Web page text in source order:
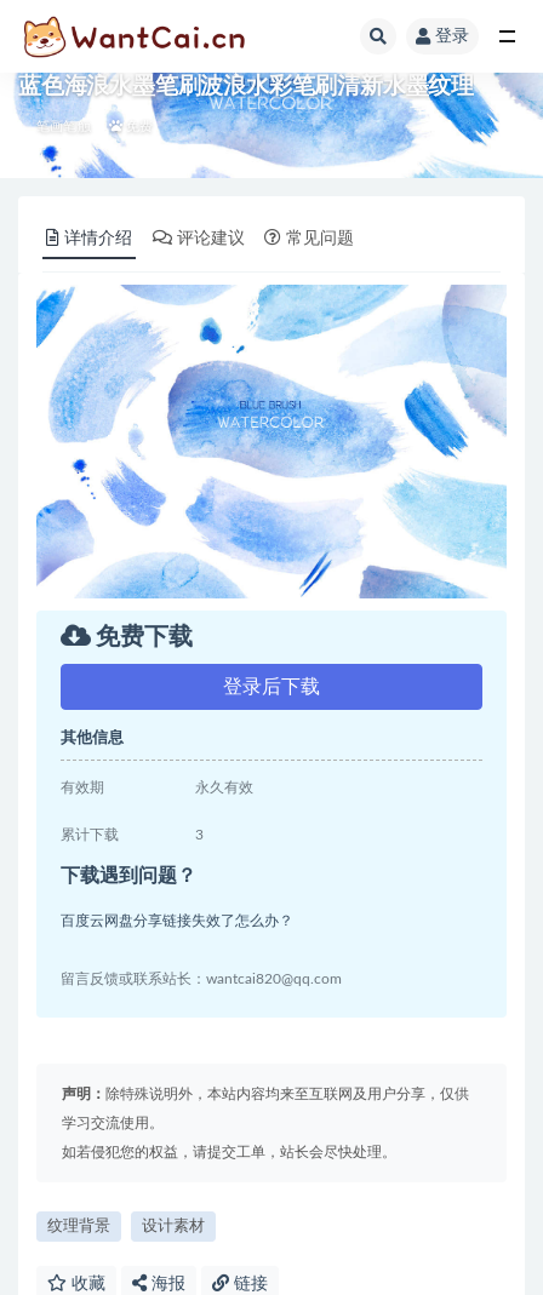
登录
蓝色海浪水墨笔刷波浪水彩笔刷清新水墨纹理
笔画笔触 免费
详情介绍 评论建议 常见问题
免费下载
登录后下载
其他信息
有效期 永久有效
累计下载 3
下载遇到问题？
百度云网盘分享链接失效了怎么办？
留言反馈或联系站长：wantcai820@qq.com
声明： 除特殊说明外，本站内容均来至互联网及用户分享，仅供
学习交流使用。
如若侵犯您的权益，请提交工单，站长会尽快处理。
纹理背景 设计素材
收藏 海报 链接